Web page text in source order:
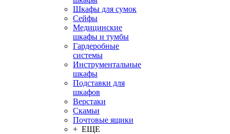
Шкафы для сумок
Сейфы
Медицинские
шкафы и тумбы
Гардеробные
системы
Инструментальные
шкафы
Подставки для
шкафов
Верстаки
Скамьи
Почтовые ящики
+ ЕЩЕ